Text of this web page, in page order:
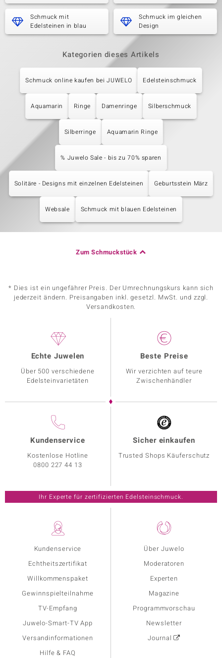
Schmuck mit
Edelsteinen in blau
Schmuck im gleichen
Design
Kategorien dieses Artikels
Schmuck online kaufen bei JUWELO Edelsteinschmuck
Aquamarin Ringe Damenringe Silberschmuck
Silberringe Aquamarin Ringe
% Juwelo Sale - bis zu 70% sparen
Solitäre - Designs mit einzelnen Edelsteinen Geburtsstein März
Websale Schmuck mit blauen Edelsteinen
Zum Schmuckstück
* Dies ist ein ungefährer Preis. Der Umrechnungskurs kann sich
jederzeit ändern. Preisangaben inkl. gesetzl. MwSt. und zzgl.
Versandkosten.
Kundenservice
Echtheitszertifikat
Willkommenspaket
Gewinnspielteilnahme
TV-Empfang
Juwelo-Smart-TV App
Versandinformationen
Hilfe & FAQ
Über Juwelo
Moderatoren
Experten
Magazine
Programmvorschau
Newsletter
Journal
Echte Juwelen
Über 500 verschiedene
Edelsteinvarietäten
Beste Preise
Wir verzichten auf teure
Zwischenhändler
Kundenservice
Kostenlose Hotline
0800 227 44 13
Sicher einkaufen
Trusted Shops Käuferschutz
Ihr Experte für zertifizierten Edelsteinschmuck.